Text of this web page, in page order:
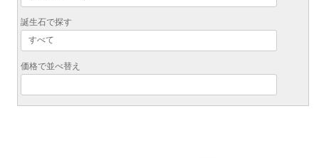
誕生石で探す
価格で並べ替え